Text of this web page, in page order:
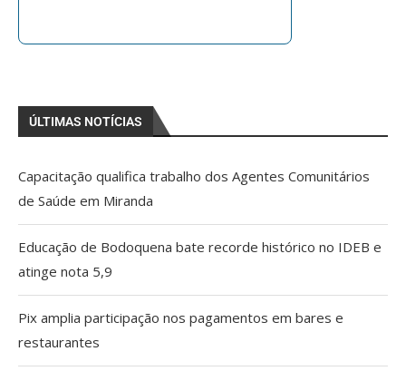
ÚLTIMAS NOTÍCIAS
Capacitação qualifica trabalho dos Agentes Comunitários
de Saúde em Miranda
Educação de Bodoquena bate recorde histórico no IDEB e
atinge nota 5,9
Pix amplia participação nos pagamentos em bares e
restaurantes